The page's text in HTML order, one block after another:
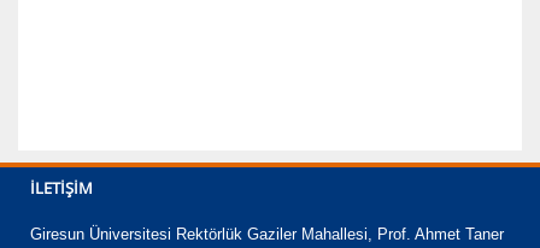
İLETIŞIM
Giresun Üniversitesi Rektörlük Gaziler Mahallesi, Prof. Ahmet Taner